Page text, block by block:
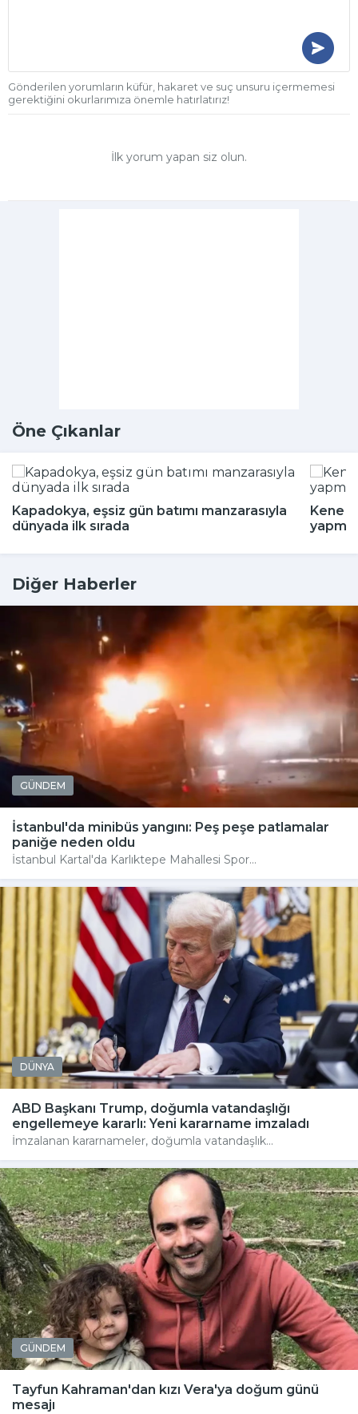
Gönderilen yorumların küfür, hakaret ve suç unsuru içermemesi
gerektiğini okurlarımıza önemle hatırlatırız!
İlk yorum yapan siz olun.
Öne Çıkanlar
Kapadokya, eşsiz gün batımı manzarasıyla
dünyada ilk sırada
Kene
Diğer Haberler
GÜNDEM
İstanbul'da minibüs yangını: Peş peşe patlamalar
paniğe neden oldu
İstanbul Kartal'da Karlıktepe Mahallesi Spor...
DÜNYA
ABD Başkanı Trump, doğumla vatandaşlığı
engellemeye kararlı: Yeni kararname imzaladı
İmzalanan kararnameler, doğumla vatandaşlık...
GÜNDEM
Tayfun Kahraman'dan kızı Vera'ya doğum günü
mesajı